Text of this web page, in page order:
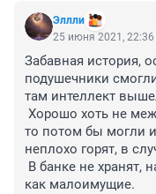
Эллли
25 июня 2021, 22:36
Забавная история,
подушечники
там интеллект
Хорошо хоть не
то потом бы могли
неплохо горят, в
В банке не хранят,
как малоимущие.